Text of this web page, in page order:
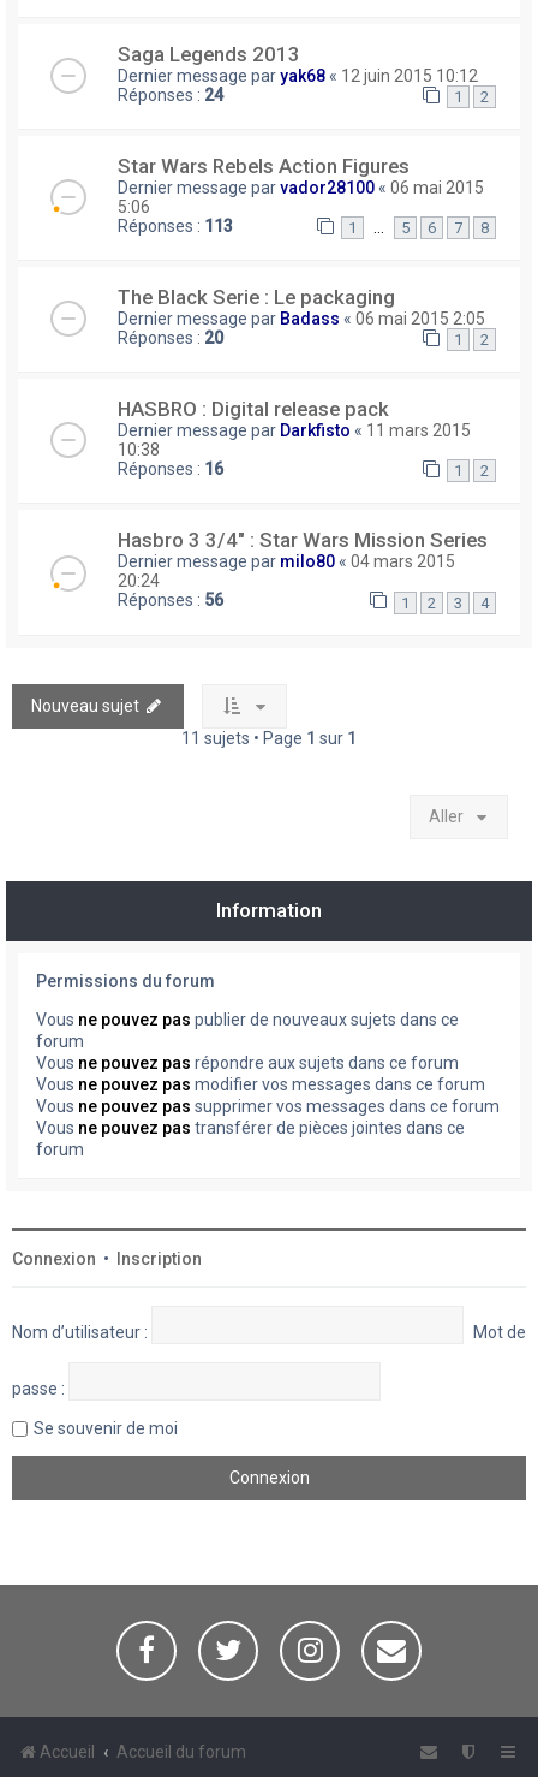
Saga Legends 2013
Dernier message paryak68 « 12 juin 2015 10:12
Réponses : 24 1 2
Star Wars Rebels Action Figures
Dernier message parvador28100 « 06 mai 2015
5:06
Réponses : 113 1 5 6 7 8
The Black Serie : Le packaging
Dernier message par Badass « 06 mai 2015 2:05
Réponses : 20 1 2
HASBRO : Digital release pack
Dernier message par Darkfisto « 11 mars 2015
10:38
Réponses : 16 1 2
Hasbro 3 3/4" : Star Wars Mission Series
Dernier message par milo80 « 04 mars 2015
20:24
Réponses : 56 1 2 3 4
Nouveau sujet
11 sujets • Page 1 sur 1
Aller
Information
Permissions du forum
Vous ne pouvez pas publier de nouveaux sujets dans ce
forum
Vous ne pouvez pas répondre aux sujets dans ce forum
Vous ne pouvez pas modifier vos messages dans ce forum
Vous ne pouvez pas supprimer vos messages dans ce forum
Vous ne pouvez pas transférer de pièces jointes dans ce
forum
Connexion • Inscription
Nom d’utilisateur : Mot de
passe :
Se souvenir de moi
Accueil Accueil du forum